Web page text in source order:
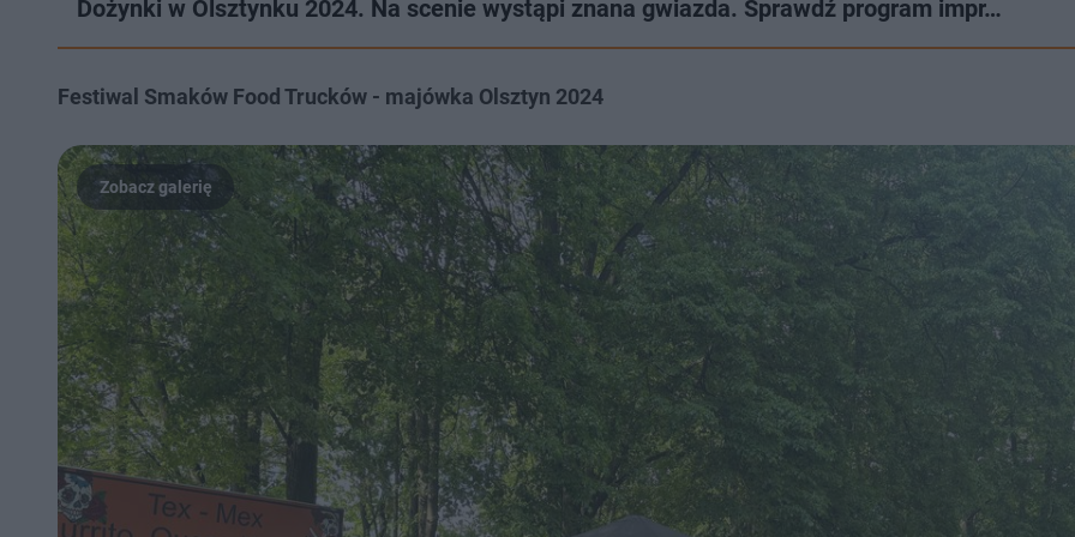
Dożynki w Olsztynku 2024. Na scenie wystąpi znana gwiazda. Sprawdź program impr…
Festiwal Smaków Food Trucków - majówka Olsztyn 2024